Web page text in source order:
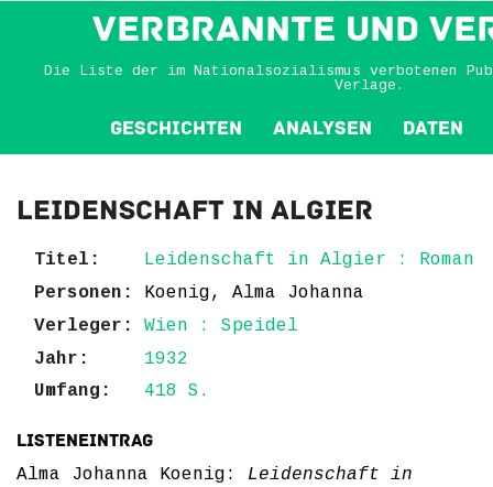
VERBRANNTE und
Die Liste der im Nationalsozialismus verbotenen
Verlage.
Geschichten Analysen Daten
Leidenschaft in Algier
Titel:
Leidenschaft in Algier : Roman
Personen:
Koenig, Alma Johanna
Verleger:
Wien : Speidel
Jahr:
1932
Umfang:
418 S.
Listeneintrag
Alma Johanna Koenig: Leidenschaft in